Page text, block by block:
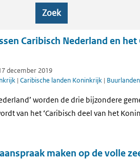
Zoek
Caribisch Nederland en
december 2019
| Caribische landen Koninkrijk |
worden de drie bijzondere
van het ‘Caribisch deel van het
maken op de volle